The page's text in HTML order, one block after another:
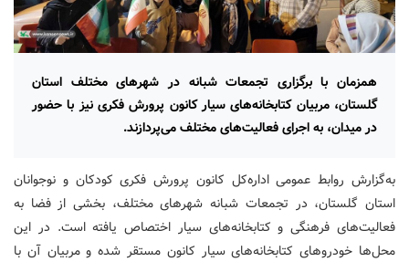
همزمان با برگزاری تجمعات شبانه در شهرهای مختلف استان
گلستان، مربیان کتابخانه‌های سیار کانون پرورش فکری نیز با حضور
در میدان، به اجرای فعالیت‌های مختلف می‌پردازند.
به‌گزارش روابط عمومی اداره‌کل کانون پرورش فکری کودکان و نوجوانان
استان گلستان، در تجمعات شبانه شهرهای مختلف، بخشی از فضا به
فعالیت‌های فرهنگی و کتابخانه‌های سیار اختصاص یافته است. در این
محل‌ها خودروهای کتابخانه‌های سیار کانون مستقر شده و مربیان آن با